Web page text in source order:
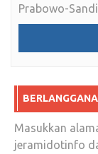
Prabowo-
Masukkan
jeramidotinfo